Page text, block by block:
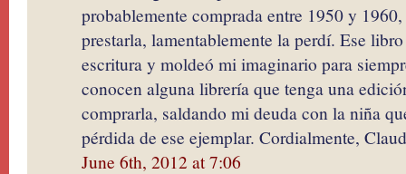
probablemente comprada entre 1950 y
prestarla, lamentablemente la perdí. Ese
escritura y moldeó mi imaginario para
conocen alguna librería que tenga una
comprarla, saldando mi deuda con la niña
pérdida de ese ejemplar. Cordialmente,
June 6th, 2012 at 7:06